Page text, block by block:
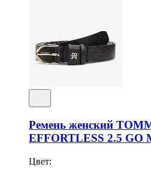
Ремень женский
EFFORTLESS 2.5 GO
Цвет: